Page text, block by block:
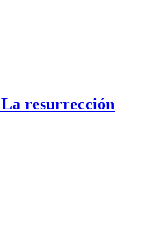
resurrección